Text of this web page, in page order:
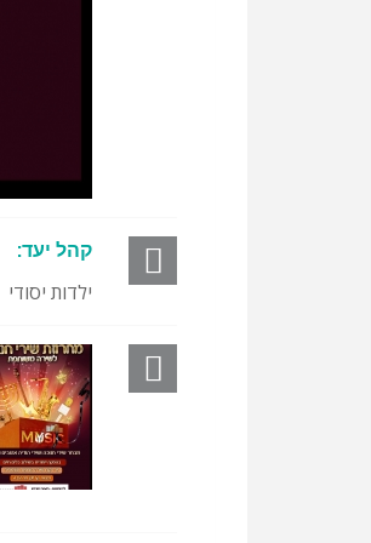
קהל יעד:
ילדות יסודי